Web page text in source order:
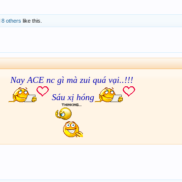
8 others like this.
Nay ACE nc gì mà zui quá vại..!!!
Sáu xị hóng